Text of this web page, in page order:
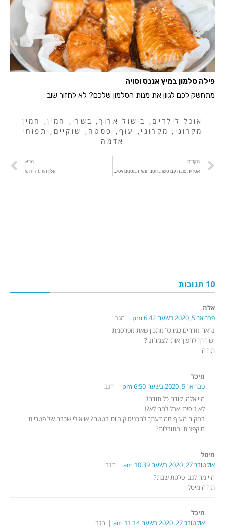
פילה סלמון במיץ אננס וסויה
מתחשק לכם לגוון את מנות הסלמון שלכם? לא לחזור שוב
אוכל לילדים , בישול ארוך , בשרי , חמין,
חמין
מקרוני , מקרוני , עוף , פסטה , שוקיים ,
תפוחי
אדמה
הקודם
אטריות סובה עם טופו ברוטב חמאת בוטנים אסייתי מעולה
הבא
Re: הודעה חדש
10 תגובות
אלה
פברואר 5, 2020 בשעה 6:42 pm
הגב
נראה מדהים כמו כל מתכון שאת מפרסמת
יש דרך להפוך אותו לצמחוני?
תודה
מיכל
פברואר 5, 2020 בשעה 6:50 pm
הגב
היי אלה, קודם כל תודה!!
לא ניסיתי אבל למה לא?!
במקום העוף מה דעתך להכניס קוביות בטטה? או אולי שכבה של פטריות
מוקפצות ומתובלות?
מיטל
אוקטובר 27, 2020 בשעה 10:39 am
הגב
היי מה לגבי פלטת שבת?
תודה מיטל
מיכל
אוקטובר 27, 2020 בשעה 11:14 am
הגב